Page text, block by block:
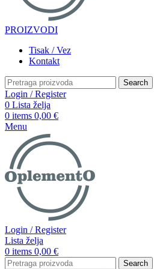
PROIZVODI
Tisak / Vez
Kontakt
Search
Login / Register
0 Lista želja
0 items 0,00 €
Menu
Login / Register
Lista želja
0 items 0,00 €
Search